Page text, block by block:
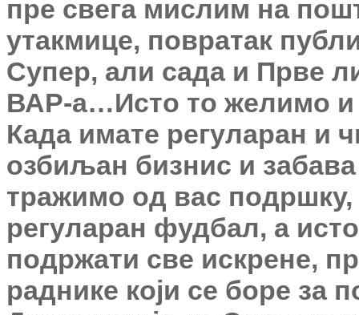
пре свега мислим на
утакмице, повратак
Супер, али сада и Прве
ВАР-а…Исто то желимо и
Када имате регуларан и
озбиљан бизнис и
тражимо од вас
регуларан фудбал, а
подржати све искрене,
раднике који се боре за